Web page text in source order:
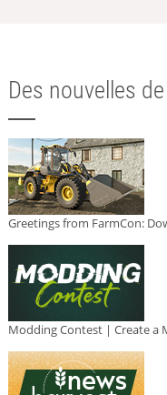
Des nouvelles
Greetings from FarmCon:
Modding Contest | Create a